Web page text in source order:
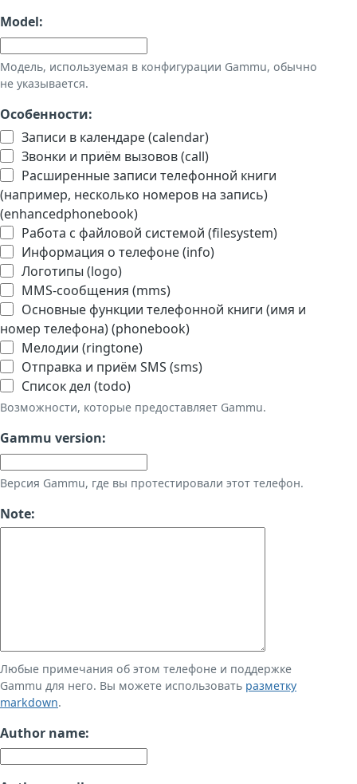
Model:
Модель, используемая в конфигурации Gammu, обычно
не указывается.
Особенности:
Записи в календаре (calendar)
Звонки и приём вызовов (call)
Расширенные записи телефонной книги
(например, несколько номеров на запись)
(enhancedphonebook)
Работа с файловой системой (filesystem)
Информация о телефоне (info)
Логотипы (logo)
MMS-сообщения (mms)
Основные функции телефонной книги (имя и
номер телефона) (phonebook)
Мелодии (ringtone)
Отправка и приём SMS (sms)
Список дел (todo)
Возможности, которые предоставляет Gammu.
Gammu version:
Версия Gammu, где вы протестировали этот телефон.
Note:
Любые примечания об этом телефоне и поддержке
Gammu для него. Вы можете использовать разметку
markdown.
Author name: